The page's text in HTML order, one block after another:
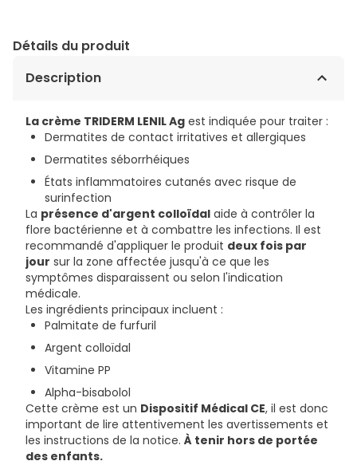
Détails du produit
Description
La crème TRIDERM LENIL Ag est indiquée pour traiter :
Dermatites de contact irritatives et allergiques
Dermatites séborrhéiques
États inflammatoires cutanés avec risque de
surinfection
La présence d'argent colloïdal aide à contrôler la
flore bactérienne et à combattre les infections. Il est
recommandé d'appliquer le produit deux fois par
jour sur la zone affectée jusqu'à ce que les
symptômes disparaissent ou selon l'indication
médicale.
Les ingrédients principaux incluent :
Palmitate de furfuril
Argent colloïdal
Vitamine PP
Alpha-bisabolol
Cette crème est un Dispositif Médical CE, il est donc
important de lire attentivement les avertissements et
les instructions de la notice. À tenir hors de portée
des enfants.